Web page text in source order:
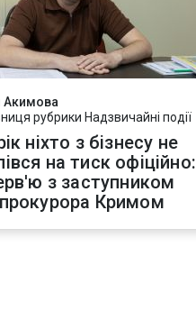
Акимова
рубрики Надзвичайні події
ніхто з бізнесу не
на тиск офіційно:
з заступником
Кримом